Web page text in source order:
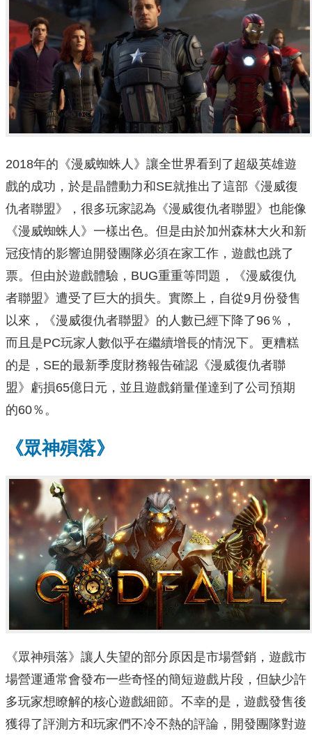
2018年的《漫威蜘蛛人》讓全世界看到了超級英雄遊
戲的成功，於是晶體動力和SE就推出了這部《漫威復
仇者聯盟》，很多玩家認為《漫威復仇者聯盟》也能像
《漫威蜘蛛人》一樣出色。但是由於加州森林大火和新
冠疫情的影響迫開發團隊必須在家工作，遊戲也跳了
票。但由於遊戲體驗，BUG重重等問題，《漫威復仇
者聯盟》遭受了巨大的損失。實際上，自從9月份發售
以來，《漫威復仇者聯盟》的人數已經下降了96％，
而且是PC玩家人數似乎在繼續增長的情況下。更糟糕
的是，SE的最新季度財務報告確認《漫威復仇者聯
盟》虧損65億日元，並且遊戲銷量僅達到了公司預期
的60％。
《眾神殞落》
《眾神殞落》讓人失望的部分原因是市場營銷，遊戲市
場營運通常會發布一些奇怪的簡短遊戲片段，但缺少許
多玩家想瞭解的核心遊戲細節。不幸的是，遊戲發售後
獲得了評測方和玩家們不冷不熱的評論，開發團隊對遊